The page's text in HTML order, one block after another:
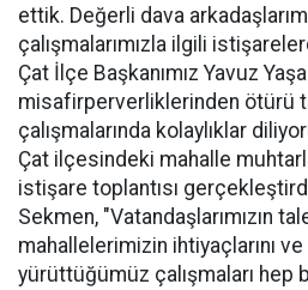
ettik. Değerli dava
çalışmalarımızla ilgili
Çat İlçe Başkanımız Yavuz
misafirperverliklerinden ötürü
çalışmalarında kolaylıklar
Çat ilçesindeki mahalle
istişare toplantısı
Sekmen, "Vatandaşlarımızın
mahallelerimizin ihtiyaçlarını
yürüttüğümüz çalışmaları hep